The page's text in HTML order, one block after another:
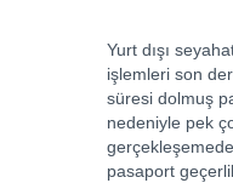
Yurt dışı
işlemleri son
süresi dolmuş
nedeniyle pek
pasaport